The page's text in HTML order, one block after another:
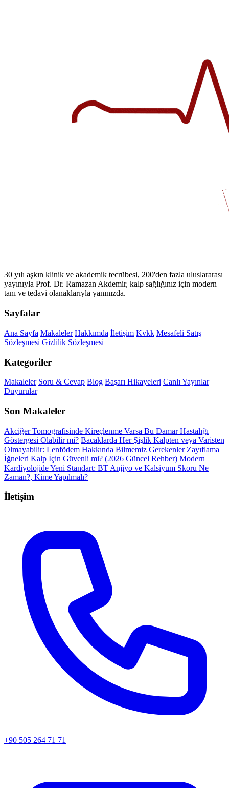
30 yılı aşkın klinik ve akademik tecrübesi, 200'den fazla uluslararası
yayınıyla Prof. Dr. Ramazan Akdemir, kalp sağlığınız için modern
tanı ve tedavi olanaklarıyla yanınızda.
Sayfalar
Ana Sayfa Makaleler Hakkımda İletişim Kvkk Mesafeli Satış
Sözleşmesi Gizlilik Sözleşmesi
Kategoriler
Makaleler Soru & Cevap Blog Başarı Hikayeleri Canlı Yayınlar
Duyurular
Son Makaleler
Akciğer Tomografisinde Kireçlenme Varsa Bu Damar Hastalığı
Göstergesi Olabilir mi? Bacaklarda Her Şişlik Kalpten veya Varisten
Olmayabilir: Lenfödem Hakkında Bilmemiz Gerekenler Zayıflama
İğneleri Kalp İçin Güvenli mi? (2026 Güncel Rehber) Modern
Kardiyolojide Yeni Standart: BT Anjiyo ve Kalsiyum Skoru Ne
Zaman?, Kime Yapılmalı?
İletişim
+90 505 264 71 71